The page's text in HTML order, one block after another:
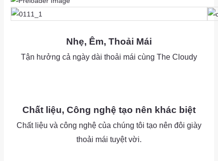
Nhẹ, Êm, Thoải Mái
Tận hưởng cả ngày dài thoải mái cùng The Cloudy
Chất liệu, Công nghệ tạo nên khác biệt
Chất liệu và công nghệ của chúng tôi tạo nên đôi giày
thoải mái tuyệt vời.